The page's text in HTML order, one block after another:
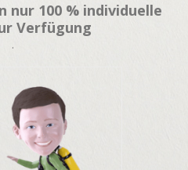
nur 100 % individuelle
Verfügung
.